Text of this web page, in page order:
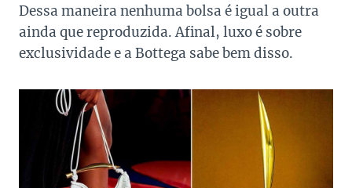
Dessa maneira nenhuma bolsa é igual a outra
ainda que reproduzida. Afinal, luxo é sobre
exclusividade e a Bottega sabe bem disso.